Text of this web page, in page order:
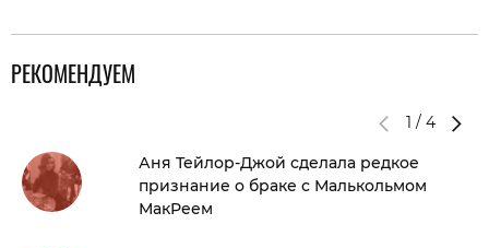
РЕКОМЕНДУЕМ
1 / 4
Аня Тейлор-Джой сделала редкое
признание о браке с Малькольмом
МакРеем